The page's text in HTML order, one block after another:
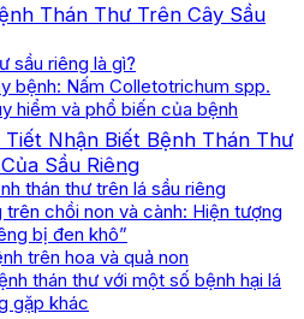
Thán Thư Trên Cây Sầu
sầu riêng là gì?
bệnh: Nấm Colletotrichum spp.
hiểm và phổ biến của bệnh
Nhận Biết Bệnh Thán Thư
Sầu Riêng
thán thư trên lá sầu riêng
trên chồi non và cành: Hiện tượng
bị đen khô”
trên hoa và quả non
thán thư với một số bệnh hại lá
gặp khác